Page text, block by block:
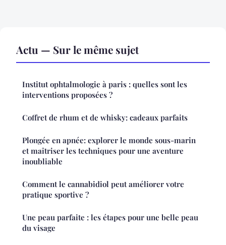
Actu — Sur le même sujet
Institut ophtalmologie à paris : quelles sont les
interventions proposées ?
Coffret de rhum et de whisky: cadeaux parfaits
Plongée en apnée: explorer le monde sous-marin
et maîtriser les techniques pour une aventure
inoubliable
Comment le cannabidiol peut améliorer votre
pratique sportive ?
Une peau parfaite : les étapes pour une belle peau
du visage